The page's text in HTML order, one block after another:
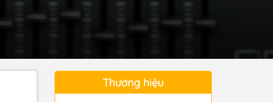
Thương hiệu